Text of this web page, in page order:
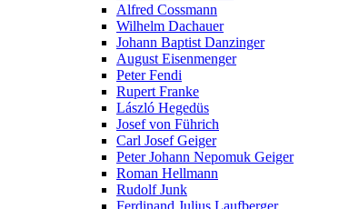
Alfred Cossmann
Wilhelm Dachauer
Johann Baptist Danzinger
August Eisenmenger
Peter Fendi
Rupert Franke
László Hegedüs
Josef von Führich
Carl Josef Geiger
Peter Johann Nepomuk Geiger
Roman Hellmann
Rudolf Junk
Ferdinand Julius Laufberger